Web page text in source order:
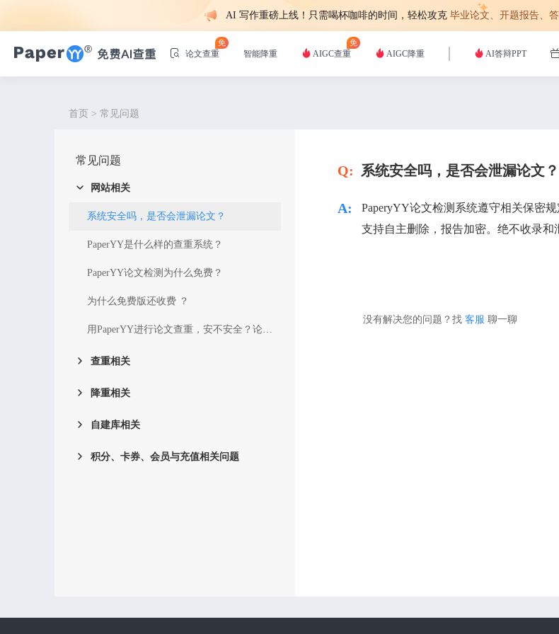
AI 写作重磅上线！只需喝杯咖啡的时间，轻松攻克毕业论文、开题报告、
论文查重
免
智能降重 AIGC查重
免
AIGC降重 AI答辩PPT
首页 > 常见问题
常见问题
网站相关
系统安全吗，是否会泄漏论文？
PaperYY是什么样的查重系统？
PaperYY论文检测为什么免费？
为什么免费版还收费 ？
用PaperYY进行论文查重，安不安全？论文内容会不会被收录？
查重相关
降重相关
自建库相关
积分、卡券、会员与充值相关问题
Q: 系统安全吗，是否会泄漏论文？
A:
PaperyYY论文检测系统遵守相关保密
支持自主删除，报告加密。绝不收录
没有解决您的问题？找 客服 聊一聊